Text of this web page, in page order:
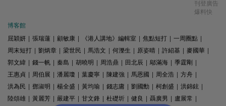
刊登廣告
爆料快
博客館
屈穎妍
張瑞蓮 顧敏康 《港人講地》編輯室 焦點短打 一周圈點
周末短打
劉炳章 梁世民 馬浩文 何濼生 原姿晴 許紹基 麥國華
郭文緯
錢一帆 秦島 胡曉明 周浩鼎 田北辰 鄔滿海 季霆剛
王惠貞
周伯展 潘麗瓊 葉慶寧 陳建強 馬恩國 周全浩 方舟
洪為民
鄧淑明 楊全盛 黃均瑜 錢志庸 劉國勳 柯創盛 洪錦鉉
陸頌雄
黃麗芳 嚴建平 甘文鋒 杜礎圻 健良 聶廣男 盧展常